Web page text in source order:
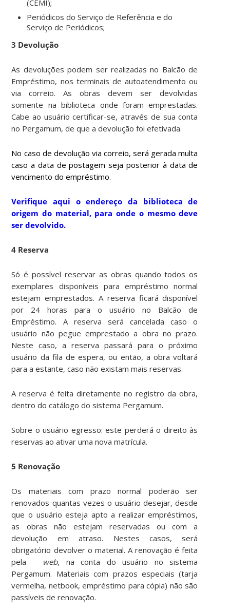
(CEMI);
Periódicos do Serviço de Referência e do
Serviço de Periódicos;
3 Devolução
As devoluções podem ser realizadas no Balcão de
Empréstimo, nos terminais de autoatendimento ou
via correio. As obras devem ser devolvidas
somente na biblioteca onde foram emprestadas.
Cabe ao usuário certificar-se, através de sua conta
no Pergamum, de que a devolução foi efetivada.
No caso de devolução via correio, será gerada multa
caso a data de postagem seja posterior à data de
vencimento do empréstimo.
Verifique aqui o endereço da biblioteca de
origem do material, para onde o mesmo deve
ser devolvido.
4 Reserva
Só é possível reservar as obras quando todos os
exemplares disponíveis para empréstimo normal
estejam emprestados. A reserva ficará disponível
por 24 horas para o usuário no Balcão de
Empréstimo. A reserva será cancelada caso o
usuário não pegue emprestado a obra no prazo.
Neste caso, a reserva passará para o próximo
usuário da fila de espera, ou então, a obra voltará
para a estante, caso não existam mais reservas.
A reserva é feita diretamente no registro da obra,
dentro do catálogo do sistema Pergamum.
Sobre o usuário egresso: este perderá o direito às
reservas ao ativar uma nova matrícula.
5 Renovação
Os materiais com prazo normal poderão ser
renovados quantas vezes o usuário desejar, desde
que o usuário esteja apto a realizar empréstimos,
as obras não estejam reservadas ou com a
devolução em atraso. Nestes casos, será
obrigatório devolver o material. A renovação é feita
pela web, na conta do usuário no sistema
Pergamum. Materiais com prazos especiais (tarja
vermelha, netbook, empréstimo para cópia) não são
passíveis de renovação.